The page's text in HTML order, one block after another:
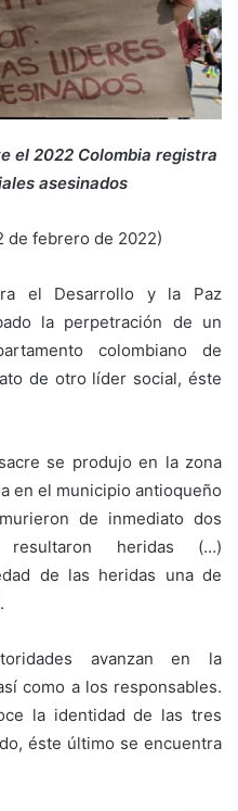
el 2022 Colombia registra
asesinados
de febrero de 2022)
el Desarrollo y la Paz
la perpetración de un
colombiano de
de otro líder social, éste
se produjo en la zona
en el municipio antioqueño
de inmediato dos
heridas (…)
de las heridas una de
avanzan en la
como a los responsables.
la identidad de las tres
éste último se encuentra